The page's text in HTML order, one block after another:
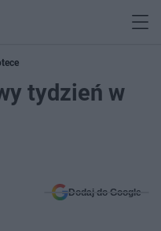
tydzień w
Dodaj do Google